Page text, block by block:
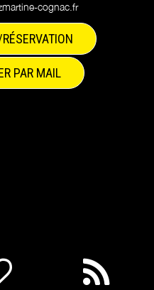
cognac.fr
PAR MAIL